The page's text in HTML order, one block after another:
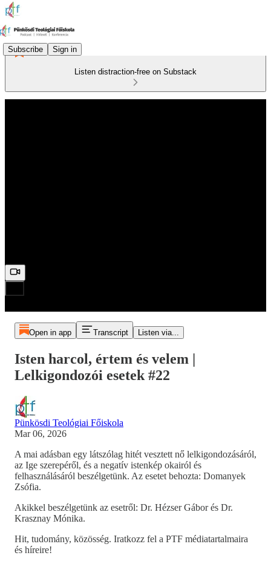
Subscribe Sign in
Listen distraction-free on Substack
Open in app Transcript Listen via...
Isten harcol, értem és velem |
Lelkigondozói esetek #22
Pünkösdi Teológiai Főiskola
Mar 06, 2026
A mai adásban egy látszólag hitét vesztett nő lelkigondozásáról,
az Ige szerepéről, és a negatív istenkép okairól és
felhasználásáról beszélgetünk. Az esetet behozta: Domanyek
Zsófia.
Akikkel beszélgetünk az esetről: Dr. Hézser Gábor és Dr.
Krasznay Mónika.
Hit, tudomány, közösség. Iratkozz fel a PTF médiatartalmaira
és híreire!